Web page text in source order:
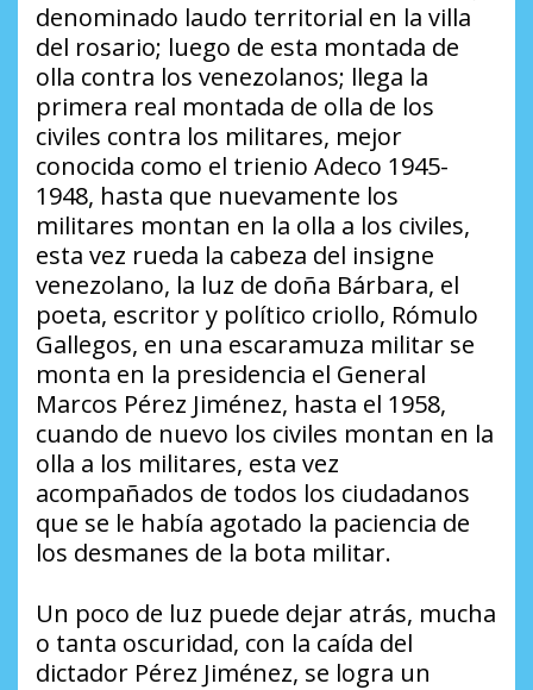
denominado laudo territorial en la villa
del rosario; luego de esta montada de
olla contra los venezolanos; llega la
primera real montada de olla de los
civiles contra los militares, mejor
conocida como el trienio Adeco 1945-
1948, hasta que nuevamente los
militares montan en la olla a los civiles,
esta vez rueda la cabeza del insigne
venezolano, la luz de doña Bárbara, el
poeta, escritor y político criollo, Rómulo
Gallegos, en una escaramuza militar se
monta en la presidencia el General
Marcos Pérez Jiménez, hasta el 1958,
cuando de nuevo los civiles montan en la
olla a los militares, esta vez
acompañados de todos los ciudadanos
que se le había agotado la paciencia de
los desmanes de la bota militar.
Un poco de luz puede dejar atrás, mucha
o tanta oscuridad, con la caída del
dictador Pérez Jiménez, se logra un